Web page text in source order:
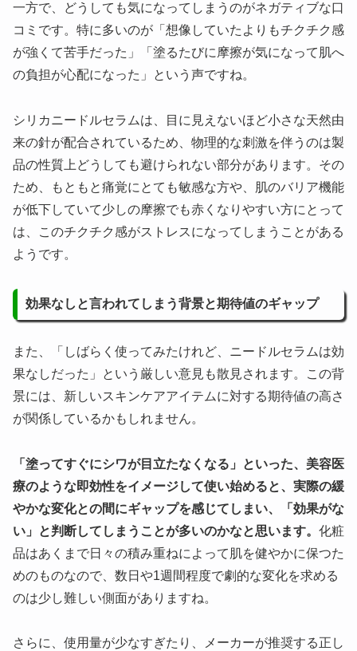
一方で、どうしても気になってしまうのがネガティブな口
コミです。特に多いのが「想像していたよりもチクチク感
が強くて苦手だった」「塗るたびに摩擦が気になって肌へ
の負担が心配になった」という声ですね。
シリカニードルセラムは、目に見えないほど小さな天然由
来の針が配合されているため、物理的な刺激を伴うのは製
品の性質上どうしても避けられない部分があります。その
ため、もともと痛覚にとても敏感な方や、肌のバリア機能
が低下していて少しの摩擦でも赤くなりやすい方にとって
は、このチクチク感がストレスになってしまうことがある
ようです。
効果なしと言われてしまう背景と期待値のギャップ
また、「しばらく使ってみたけれど、ニードルセラムは効
果なしだった」という厳しい意見も散見されます。この背
景には、新しいスキンケアアイテムに対する期待値の高さ
が関係しているかもしれません。
「塗ってすぐにシワが目立たなくなる」といった、美容医
療のような即効性をイメージして使い始めると、実際の緩
やかな変化との間にギャップを感じてしまい、「効果がな
い」と判断してしまうことが多いのかなと思います。 化粧
品はあくまで日々の積み重ねによって肌を健やかに保つた
めのものなので、数日や1週間程度で劇的な変化を求める
のは少し難しい側面がありますね。
さらに、使用量が少なすぎたり、メーカーが推奨する正し